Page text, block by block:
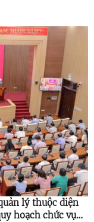
lý thuộc diện
hoạch chức vụ